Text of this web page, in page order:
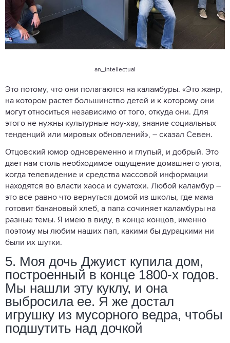
an_intellectuaI
Это потому, что они полагаются на каламбуры. «Это жанр,
на котором растет большинство детей и к которому они
могут относиться независимо от того, откуда они. Для
этого не нужны культурные ноу-хау, знание социальных
тенденций или мировых обновлений», – сказал Севен.
Отцовский юмор одновременно и глупый, и добрый. Это
дает нам столь необходимое ощущение домашнего уюта,
когда телевидение и средства массовой информации
находятся во власти хаоса и суматохи. Любой каламбур –
это все равно что вернуться домой из школы, где мама
готовит банановый хлеб, а папа сочиняет каламбуры на
разные темы. Я имею в виду, в конце концов, именно
поэтому мы любим наших пап, какими бы дурацкими ни
были их шутки.
5. Моя дочь Джуист купила дом,
построенный в конце 1800-х годов.
Мы нашли эту куклу, и она
выбросила ее. Я же достал
игрушку из мусорного ведра, чтобы
подшутить над дочкой